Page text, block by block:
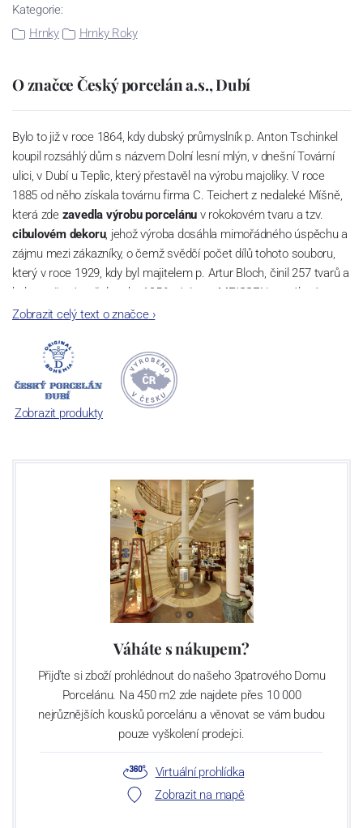
Kategorie:
Hrnky
Hrnky Roky
O značce Český porcelán a.s., Dubí
Bylo to již v roce 1864, kdy dubský průmyslník p. Anton Tschinkel
koupil rozsáhlý dům s názvem Dolní lesní mlýn, v dnešní Tovární
ulici, v Dubí u Teplic, který přestavěl na výrobu majoliky. V roce
1885 od něho získala továrnu firma C. Teichert z nedaleké Míšně,
která zdezavedla výrobu porcelánu v rokokovém tvaru a tzv.
cibulovém dekoru, jehož výroba dosáhla mimořádného úspěchu a
zájmu mezi zákazníky, o čemž svědčí počet dílů tohoto souboru,
který v roce 1929, kdy byl majitelem p. Artur Bloch, činil 257 tvarů a
byl označován až do roku 1956 nápisem MEISSEN v oválovém
rámečku.
Dnes, kdy čtete tento úvod, nese firma název
počet jeho dílů v cibulovém provedení je 850 tvarů. Tyto výrobky
jsou garantovány Asociací sklářského a keramického průmyslu
České republiky jako „
Český výrobek
Zobrazit celý text o značce›
Zobrazit produkty
Váháte s nákupem?
Přijďte si zboží prohlédnout do našeho 3patrového Domu
Porcelánu. Na 450 m2 zde najdete přes 10 000
nejrůznějších kousků porcelánu a věnovat se vám budou
pouze vyškolení prodejci.
Virtuální prohlídka
Zobrazit na mapě